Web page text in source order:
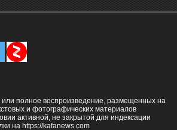
полное воспроизведение, размещенных на
и фотографических материалов
активной, не закрытой для индексации
на https://kafanews.com